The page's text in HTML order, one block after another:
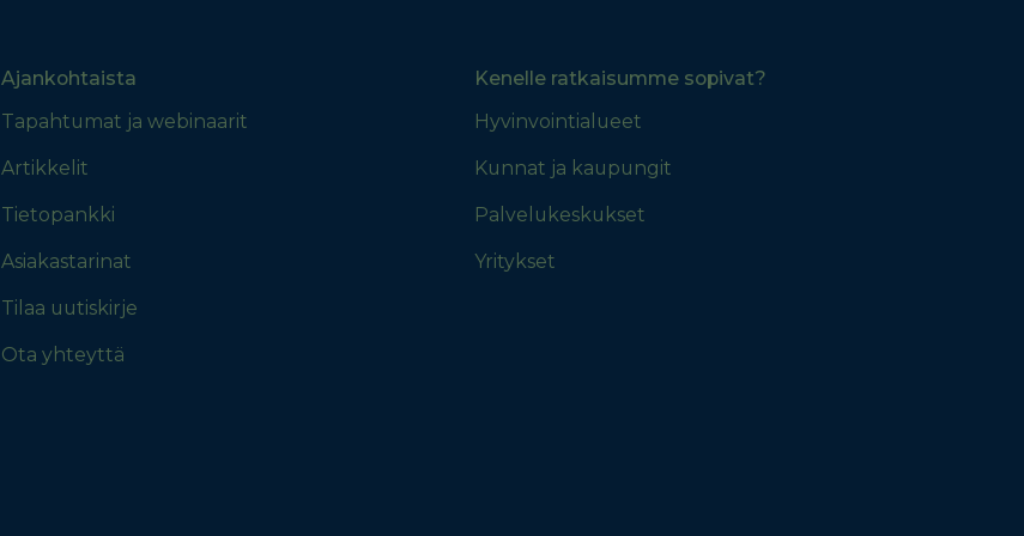
Ajankohtaista
Tapahtumat ja webinaarit
Artikkelit
Tietopankki
Asiakastarinat
Tilaa uutiskirje
Ota yhteyttä
Kenelle ratkaisumme sopivat?
Hyvinvointialueet
Kunnat ja kaupungit
Palvelukeskukset
Yritykset